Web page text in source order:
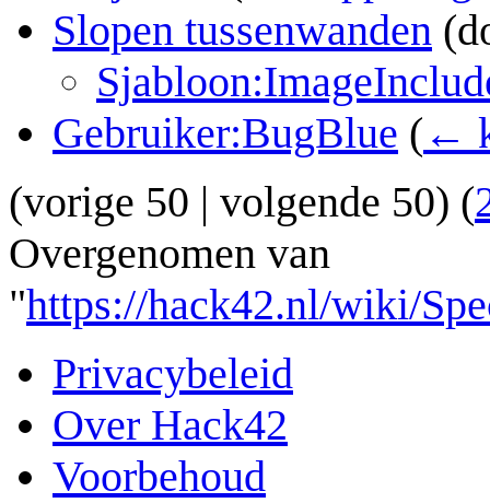
Slopen tussenwanden
Gebruiker:BugBlue ( ←
(vorige 50 | volgende 50) (
Overgenomen van
"https://hack42.nl/wiki/
Privacybeleid
Over Hack42
Voorbehoud